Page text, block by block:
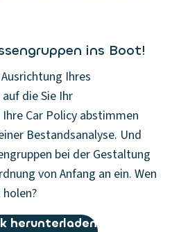
ins Boot!
Ihres
die Sie Ihr
Car Policy abstimmen
Bestandsanalyse. Und
bei der Gestaltung
von Anfang an ein. Wen
herunterladen